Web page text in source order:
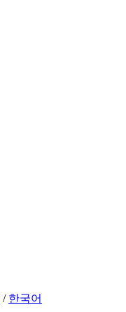
/ 한국어